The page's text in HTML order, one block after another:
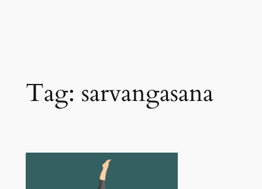
Tag: sarvangasana